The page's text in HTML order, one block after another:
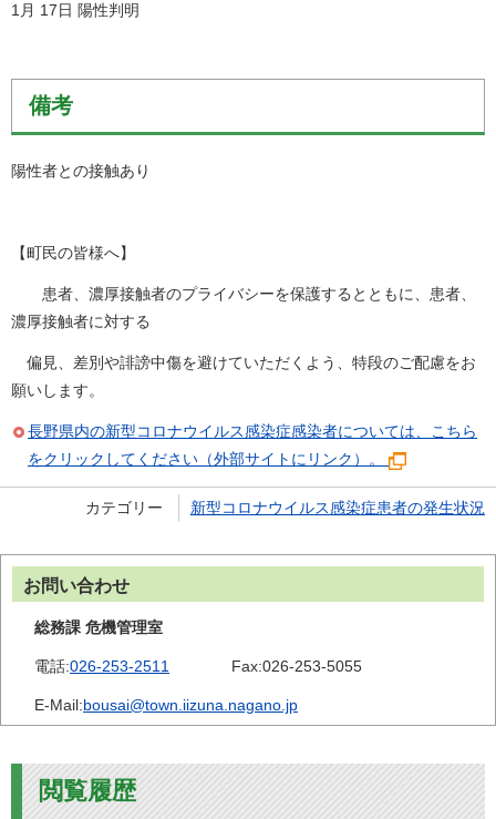
1月 17日 陽性判明
備考
陽性者との接触あり
【町民の皆様へ】
患者、濃厚接触者のプライバシーを保護するとともに、患者、
濃厚接触者に対する
偏見、差別や誹謗中傷を避けていただくよう、特段のご配慮をお
願いします。
長野県内の新型コロナウイルス感染症感染者については、こちら
をクリックしてください（外部サイトにリンク）。
カテゴリー 新型コロナウイルス感染症患者の発生状況
お問い合わせ
総務課 危機管理室
電話:026-253-2511 Fax:026-253-5055
E-Mail:bousai@town.iizuna.nagano.jp
閲覧履歴